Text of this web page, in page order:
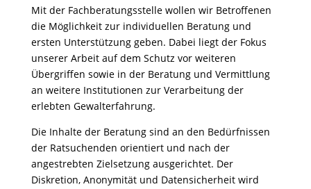
Mit der Fachberatungsstelle wollen wir Betroffenen
die Möglichkeit zur individuellen Beratung und
ersten Unterstützung geben. Dabei liegt der Fokus
unserer Arbeit auf dem Schutz vor weiteren
Übergriffen sowie in der Beratung und Vermittlung
an weitere Institutionen zur Verarbeitung der
erlebten Gewalterfahrung.
Die Inhalte der Beratung sind an den Bedürfnissen
der Ratsuchenden orientiert und nach der
angestrebten Zielsetzung ausgerichtet. Der
Diskretion, Anonymität und Datensicherheit wird